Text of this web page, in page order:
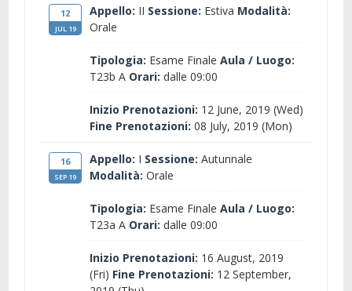
12
JUL 19
Appello: II Sessione: Estiva Modalità:
Orale
Tipologia: Esame Finale Aula / Luogo:
T23b A Orari: dalle 09:00
Inizio Prenotazioni: 12 June, 2019 (Wed)
Fine Prenotazioni: 08 July, 2019 (Mon)
16
SEP 19
Appello: I Sessione: Autunnale
Modalità: Orale
Tipologia: Esame Finale Aula / Luogo:
T23a A Orari: dalle 09:00
Inizio Prenotazioni: 16 August, 2019
(Fri) Fine Prenotazioni: 12 September,